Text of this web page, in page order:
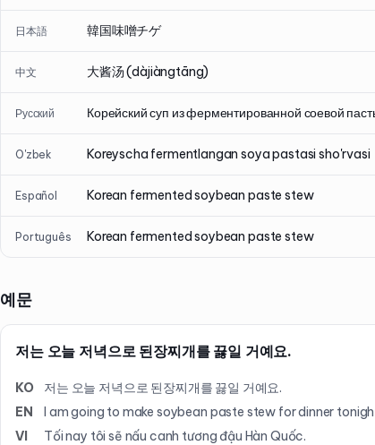
日本語 韓国味噌チゲ
中文 大酱汤 (dàjiàngtāng)
Русский Корейский суп из ферментированной соевой
O'zbek Koreyscha fermentlangan soya pastasi sho'rvasi
Español Korean fermented soybean paste stew
Português Korean fermented soybean paste stew
예문
저는 오늘 저녁으로 된장찌개를 끓일 거예요.
KO
저는 오늘 저녁으로 된장찌개를 끓일 거예요.
EN
I am going to make soybean paste stew for dinner
VI
Tối nay tôi sẽ nấu canh tương đậu Hàn Quốc.